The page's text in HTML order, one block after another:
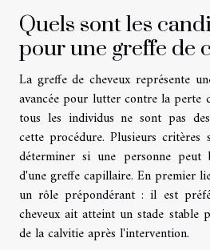
Quels sont les
pour une greffe de
La greffe de cheveux représente
avancée pour lutter contre la perte
tous les individus ne sont pas
cette procédure. Plusieurs
déterminer si une personne peut
d'une greffe capillaire. En premier
un rôle prépondérant : il est
cheveux ait atteint un stade stable
de la calvitie après l'intervention.